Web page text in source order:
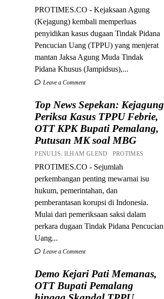
PROTIMES.CO - Kejaksaan Agung
(Kejagung) kembali memperluas
penyidikan kasus dugaan Tindak Pidana
Pencucian Uang (TPPU) yang menjerat
mantan Jaksa Agung Muda Tindak
Pidana Khusus (Jampidsus),...
Leave a Comment
Top News Sepekan: Kejagung
Periksa Kasus TPPU Febrie,
OTT KPK Bupati Pemalang,
Putusan MK soal MBG
PENULIS: ILHAM GLEND PROTIMES
PROTIMES.CO - Sejumlah
perkembangan penting mewarnai isu
hukum, pemerintahan, dan
pemberantasan korupsi di Indonesia.
Mulai dari pemeriksaan saksi dalam
perkara dugaan Tindak Pidana Pencucian
Uang...
Leave a Comment
Demo Kejari Pati Memanas,
OTT Bupati Pemalang